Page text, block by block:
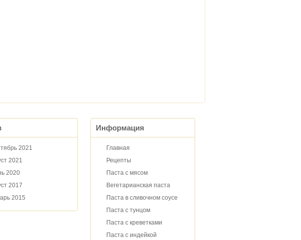
2021
2021
2020
2017
2015
Информация
Главная
Рецепты
Паста с мясом
Вегетарианская паста
Паста в сливочном соусе
Паста с тунцом
Паста с креветками
Паста с индейкой